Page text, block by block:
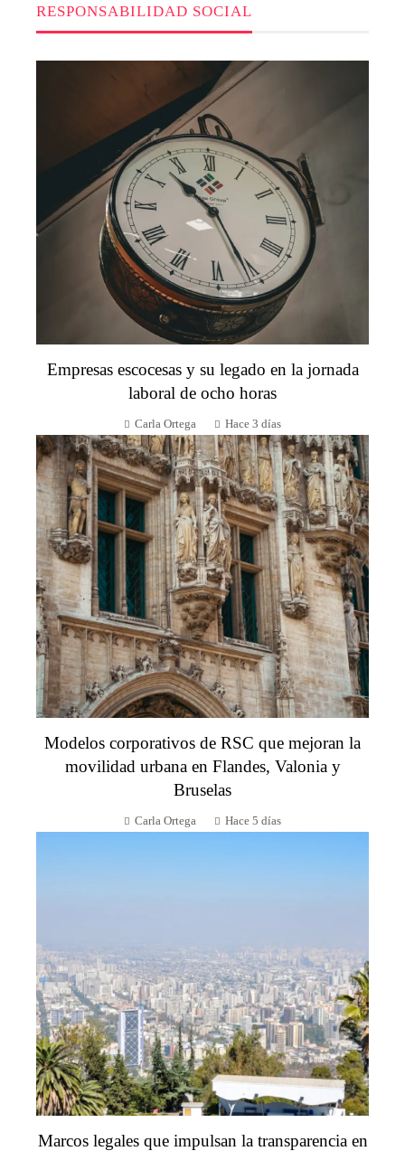
RESPONSABILIDAD SOCIAL
Empresas escocesas y su legado en la jornada
laboral de ocho horas
Carla Ortega Hace 3 días
Modelos corporativos de RSC que mejoran la
movilidad urbana en Flandes, Valonia y
Bruselas
Carla Ortega Hace 5 días
Marcos legales que impulsan la transparencia en